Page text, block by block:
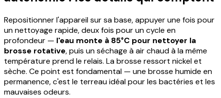
Repositionner l'appareil sur sa base, appuyer une fois pour
un nettoyage rapide, deux fois pour un cycle en
profondeur — l'eau monte à 85°C pour nettoyer la
brosse rotative, puis un séchage à air chaud à la même
température prend le relais. La brosse ressort nickel et
sèche. Ce point est fondamental — une brosse humide en
permanence, c'est le terreau idéal pour les bactéries et les
mauvaises odeurs.